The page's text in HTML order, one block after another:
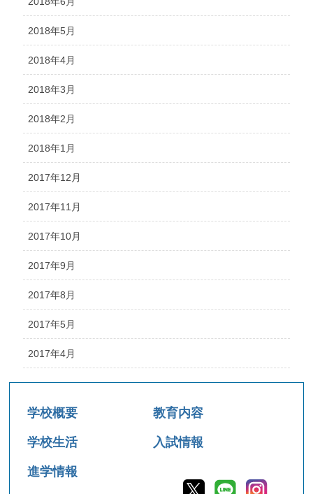
2018年5月
2018年4月
2018年3月
2018年2月
2018年1月
2017年12月
2017年11月
2017年10月
2017年9月
2017年8月
2017年5月
2017年4月
学校概要 教育内容
学校生活 入試情報
進学情報